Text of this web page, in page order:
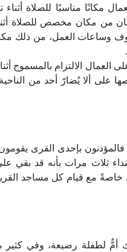
مكانًا مناسبًا للصلاة أثناء
من مكان مخصص للصلاة
وساعات العمل، من ذلك
العمال الالتزام بالمسموح
على ألا يُضارّ أحد من
بإحدى القرى يقومون
ثلاث مرات بأنه قد بقي
مع قيام كل مساجد
أمٌّ لطفلة رضيعة، وفي كثير